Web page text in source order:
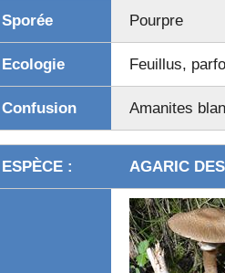
CORTINAIRE COULEUR DE
ENTOLOME EN BOUCLIER
ENTOLOME LIVIDE
GALÈRE MARGINÉE
HYPHOLOME COULEUR DE
HYPHOLOME EN TOUFFES
INOCYBE À SPORES ÉTOILÉES
LACTAIRE À LAIT ABONDANT
LACTAIRE À LAIT JAUNE D’OR
LACTAIRE DÉLICIEUX
Pourpre
Feuillus,
Amanites
AGARIC